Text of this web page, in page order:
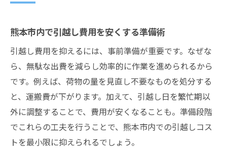
熊本市内で引越し費用を安くする準備術
引越し費用を抑えるには、事前準備が重要です。なぜな
ら、無駄な出費を減らし効率的に作業を進められるから
です。例えば、荷物の量を見直し不要なものを処分する
と、運搬費が下がります。加えて、引越し日を繁忙期以
外に調整することで、費用が安くなることも。準備段階
でこれらの工夫を行うことで、熊本市内での引越しコス
トを最小限に抑えられるでしょう。